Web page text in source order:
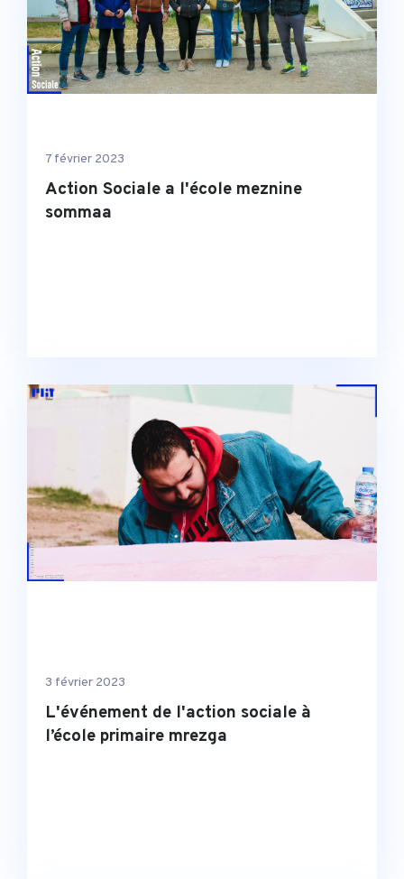
7 février 2023
Action Sociale a l'école meznine
sommaa
3 février 2023
L'événement de l'action sociale à
l’école primaire mrezga